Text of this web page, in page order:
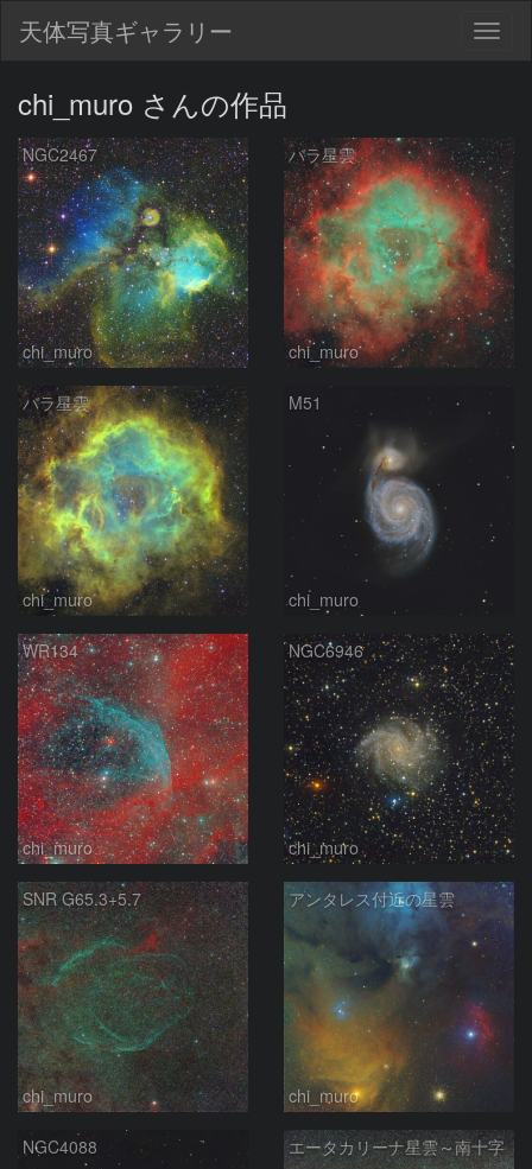
天体写真ギャラリー
chi_muro さんの作品
NGC2467
chi_muro
バラ星雲
chi_muro
バラ星雲
chi_muro
M51
chi_muro
WR134
chi_muro
NGC6946
chi_muro
SNR G65.3+5.7
chi_muro
アンタレス付近の星雲
chi_muro
NGC4088 エータカリーナ星雲～南十字